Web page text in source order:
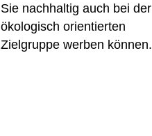
Sie nachhaltig auch bei der
ökologisch orientierten
Zielgruppe werben können.